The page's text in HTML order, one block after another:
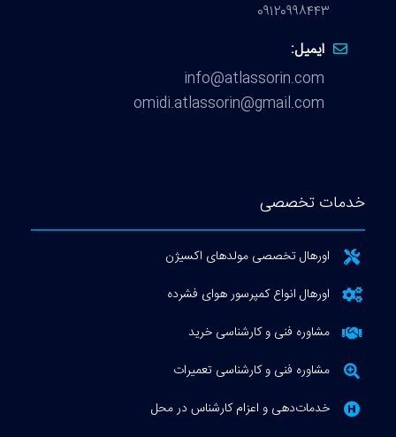
اکسیژن
هوای فشرده
خرید
تعمیرات
در محل